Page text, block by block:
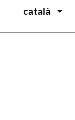
català